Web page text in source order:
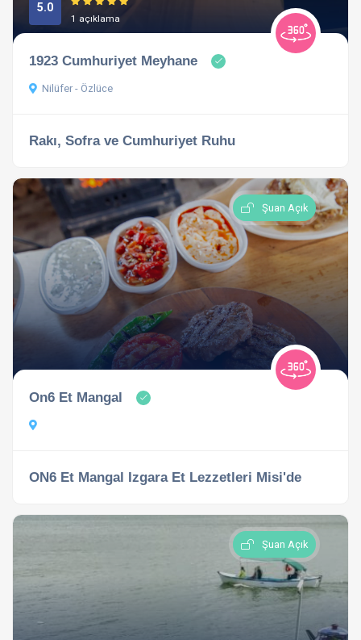
5.0
1 açıklama
1923 Cumhuriyet Meyhane
Nilüfer - Özlüce
Rakı, Sofra ve Cumhuriyet Ruhu
Şuan Açık
On6 Et Mangal
ON6 Et Mangal Izgara Et Lezzetleri Misi'de
Şuan Açık